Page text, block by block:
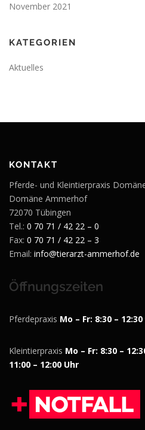
November 2021
KATEGORIEN
Aktuelles
KONTAKT
Pferde- und Kleintierpraxis
Domäne Ammerhof
72070 Tübingen
Tel.: 0 70 71 / 42 22 – 0
Fax: 0 70 71 / 42 22 – 3
Email: info@tierarzt-ammerhof.de
Öffnungszeiten
Pferdepraxis Mo – Fr: 8:30 –
Kleintierpraxis Mo – Fr: 8:30 –
11:00 – 12:00 Uhr